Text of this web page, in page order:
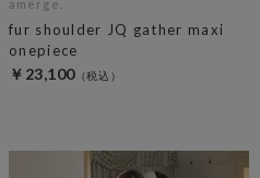
amerge.
fur shoulder JQ gather maxi
onepiece
￥23,100